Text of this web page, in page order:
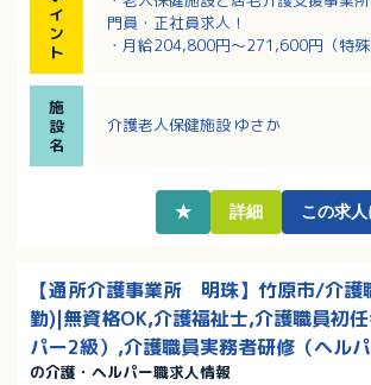
イ
ン
ト
門員・正社員求人！
・月給204,800円～271,600円（特
・社外研修費の助成制度があります！
ルエンザの予防接種補助があるなど福
施
設
名
介護老人保健施設 ゆさか
★ 詳細 この求
【通所介護事業所 明珠】竹原市/介護
勤)|無資格OK,介護福祉士,介護職員初
パー2級）,介護職員実務者研修（ヘルパ
の介護・ヘルパー職求人情報